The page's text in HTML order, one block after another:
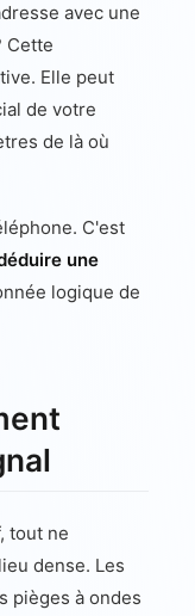
avec une
Cette
Elle peut
de votre
de là où
C'est
une
logique de
tout ne
dense. Les
pièges à ondes